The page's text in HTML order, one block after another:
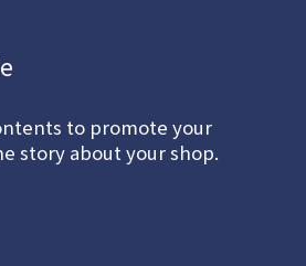
to promote your
story about your shop.